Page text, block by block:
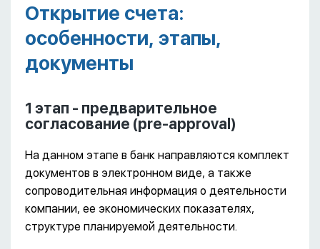
Открытие счета:
особенности, этапы,
документы
1 этап - предварительное
согласование (pre-approval)
На данном этапе в банк направляются комплект
документов в электронном виде, а также
сопроводительная информация о деятельности
компании, ее экономических показателях,
структуре планируемой деятельности.